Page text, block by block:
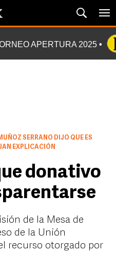
APERTURA 2025
SERRANO DIJO QUE ES
EXPLICACIÓN
donativo
de la Mesa de
de la Unión
recurso otorgado por